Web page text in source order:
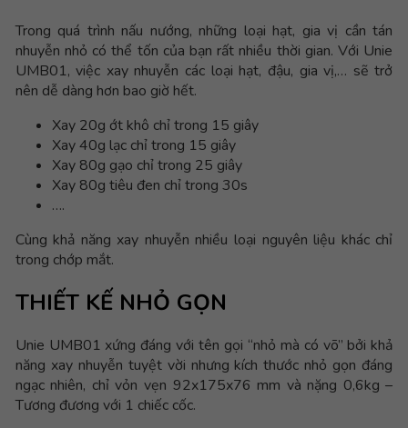
Trong quá trình nấu nướng, những loại hạt, gia vị cần tán
nhuyễn nhỏ có thể tốn của bạn rất nhiều thời gian. Với Unie
UMB01, việc xay nhuyễn các loại hạt, đậu, gia vị,… sẽ trở
nên dễ dàng hơn bao giờ hết.
Xay 20g ớt khô chỉ trong 15 giây
Xay 40g lạc chỉ trong 15 giây
Xay 80g gạo chỉ trong 25 giây
Xay 80g tiêu đen chỉ trong 30s
….
Cùng khả năng xay nhuyễn nhiều loại nguyên liệu khác chỉ
trong chớp mắt.
THIẾT KẾ NHỎ GỌN
Unie UMB01 xứng đáng với tên gọi “nhỏ mà có võ” bởi khả
năng xay nhuyễn tuyệt vời nhưng kích thước nhỏ gọn đáng
ngạc nhiên, chỉ vỏn vẹn 92x175x76 mm và nặng 0,6kg –
Tương đương với 1 chiếc cốc.